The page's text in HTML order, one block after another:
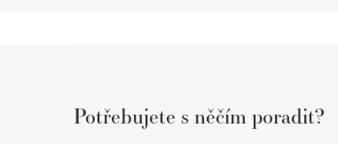
Potřebujete s něčím poradit?